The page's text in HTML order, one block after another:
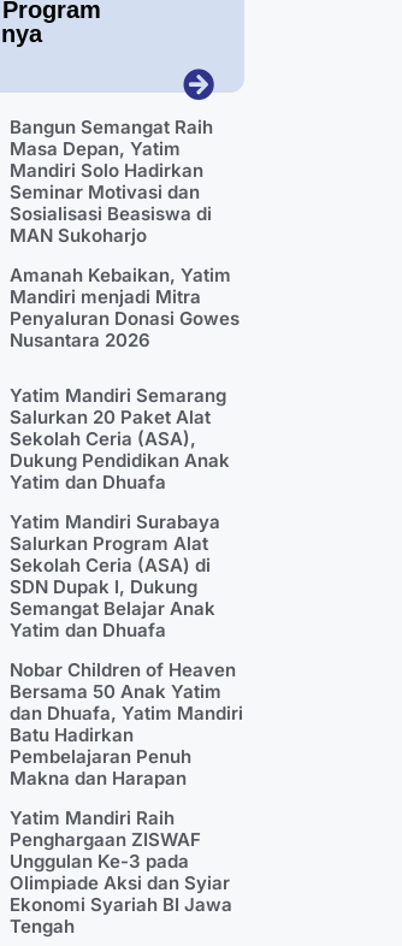
Bangun Semangat Raih
Masa Depan, Yatim
Mandiri Solo Hadirkan
Seminar Motivasi dan
Sosialisasi Beasiswa di
MAN Sukoharjo
Amanah Kebaikan, Yatim
Mandiri menjadi Mitra
Penyaluran Donasi Gowes
Nusantara 2026
Yatim Mandiri Semarang
Salurkan 20 Paket Alat
Sekolah Ceria (ASA),
Dukung Pendidikan Anak
Yatim dan Dhuafa
Yatim Mandiri Surabaya
Salurkan Program Alat
Sekolah Ceria (ASA) di
SDN Dupak I, Dukung
Semangat Belajar Anak
Yatim dan Dhuafa
Nobar Children of Heaven
Bersama 50 Anak Yatim
dan Dhuafa, Yatim Mandiri
Batu Hadirkan
Pembelajaran Penuh
Makna dan Harapan
Yatim Mandiri Raih
Penghargaan ZISWAF
Unggulan Ke-3 pada
Olimpiade Aksi dan Syiar
Ekonomi Syariah BI Jawa
Tengah